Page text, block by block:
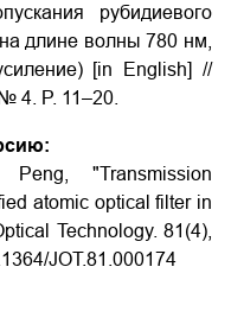
рубидиевого
длине волны 780 нм,
[in English] //
4. P. 11–20.
"Transmission
atomic optical filter in
Technology. 81(4),
JOT.81.000174